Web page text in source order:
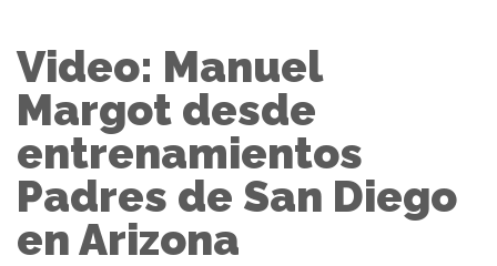
Video: Manuel
Margot desde
entrenamientos
Padres de San Diego
en Arizona